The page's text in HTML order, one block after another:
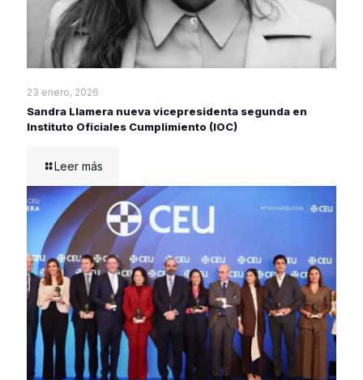
23 enero, 2026
Sandra Llamera nueva vicepresidenta segunda en
Instituto Oficiales Cumplimiento (IOC)
Leer más